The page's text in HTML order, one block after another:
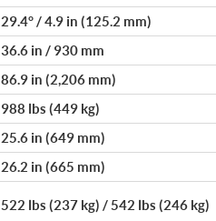
29.4° / 4.9 in (125.2 mm)
36.6 in / 930 mm
86.9 in (2,206 mm)
988 lbs (449 kg)
25.6 in (649 mm)
26.2 in (665 mm)
522 lbs (237 kg) / 542 lbs (246 kg)